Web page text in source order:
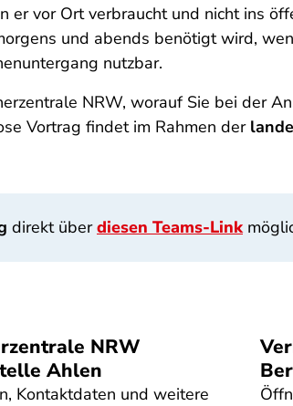
er vor Ort verbraucht und nicht ins
und abends benötigt wird,
nutzbar.
NRW, worauf Sie bei der
Vortrag findet im Rahmen der
direkt überdiesen Teams-Link
NRW
Ahlen
Kontaktdaten und weitere